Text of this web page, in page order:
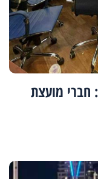
חברי מועצת